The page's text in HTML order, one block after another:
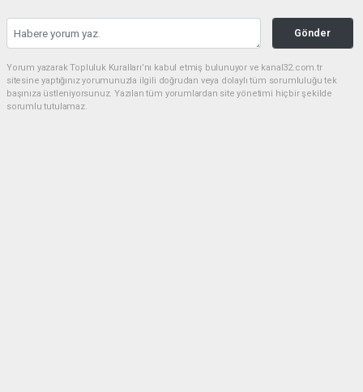
Gönder
Yorum yazarak Topluluk Kuralları’nı kabul etmiş bulunuyor ve kanal32.com.tr
sitesine yaptığınız yorumunuzla ilgili doğrudan veya dolaylı tüm sorumluluğu tek
başınıza üstleniyorsunuz. Yazılan tüm yorumlardan site yönetimi hiçbir şekilde
sorumlu tutulamaz.